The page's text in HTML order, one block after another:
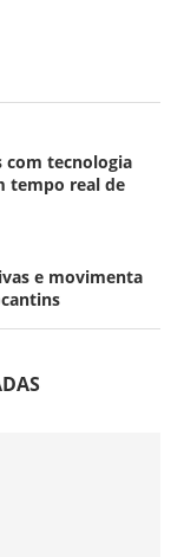
com tecnologia
tempo real de
e movimenta